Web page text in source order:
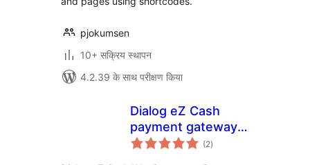
pjokumsen
10+ सक्रिय स्थापन
4.2.39 के साथ परीक्षण किया
Dialog eZ Cash
payment gateway
for Woocommerce
(2कुल
दर)